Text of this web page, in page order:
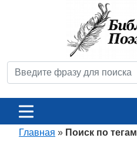
Главная » Поиск по тегам